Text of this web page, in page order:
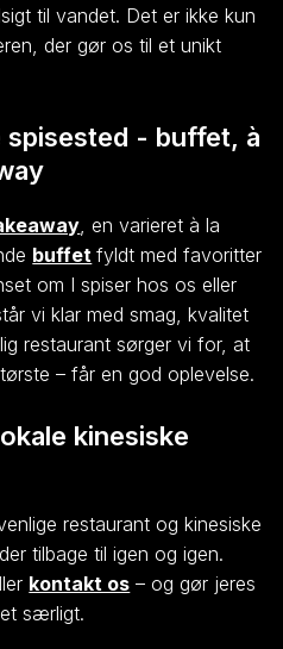
til vandet. Det er ikke kun
der gør os til et unikt
spisested - buffet, à
, en varieret à la
buffet fyldt med favoritter
om I spiser hos os eller
vi klar med smag, kvalitet
restaurant sørger vi for, at
– får en god oplevelse.
kinesiske
restaurant og kinesiske
tilbage til igen og igen.
kontakt os – og gør jeres
særligt.